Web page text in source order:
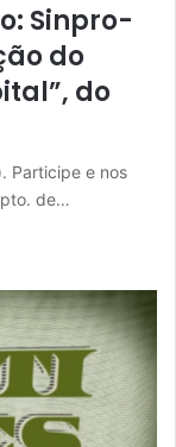
Sinpro-
do
do
Participe e nos
de…